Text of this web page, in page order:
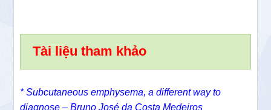
Tài liệu tham khảo
* Subcutaneous emphysema, a different way to
diagnose – Bruno José da Costa Medeiros